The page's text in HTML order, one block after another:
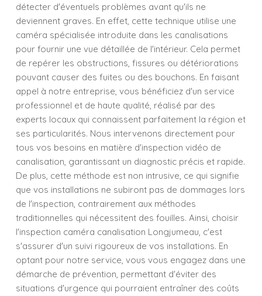
détecter d'éventuels problèmes avant qu'ils ne
deviennent graves. En effet, cette technique utilise une
caméra spécialisée introduite dans les canalisations
pour fournir une vue détaillée de l'intérieur. Cela permet
de repérer les obstructions, fissures ou détériorations
pouvant causer des fuites ou des bouchons. En faisant
appel à notre entreprise, vous bénéficiez d'un service
professionnel et de haute qualité, réalisé par des
experts locaux qui connaissent parfaitement la région et
ses particularités. Nous intervenons directement pour
tous vos besoins en matière d'inspection vidéo de
canalisation, garantissant un diagnostic précis et rapide.
De plus, cette méthode est non intrusive, ce qui signifie
que vos installations ne subiront pas de dommages lors
de l'inspection, contrairement aux méthodes
traditionnelles qui nécessitent des fouilles. Ainsi, choisir
l'inspection caméra canalisation Longjumeau, c'est
s'assurer d'un suivi rigoureux de vos installations. En
optant pour notre service, vous vous engagez dans une
démarche de prévention, permettant d'éviter des
situations d'urgence qui pourraient entraîner des coûts